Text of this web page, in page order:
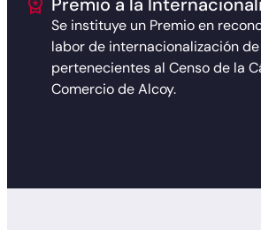
Se instituye un Premio en
labor de internacionalización
pertenecientes al Censo de la
Comercio de Alcoy.